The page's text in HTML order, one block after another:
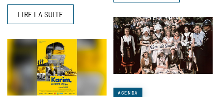
LIRE LA SUITE
AGENDA